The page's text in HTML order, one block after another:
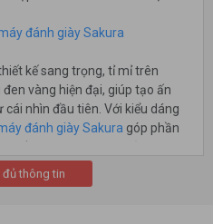
đánh giày Sakura
kế sang trọng, tỉ mỉ trên
vàng hiện đại, giúp tạo ấn
nhìn đầu tiên. Với kiểu dáng
đánh giày Sakura góp phần
đủ thông tin